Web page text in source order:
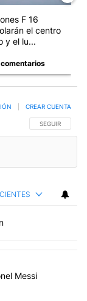
F 16
el centro
y el lu...
SIGA ESTA
SEGUIR
CREAR CUENTA
en los
Messi, el
Messi